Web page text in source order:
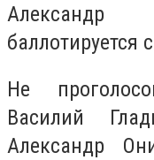
Александр
Не
Василий
Александр